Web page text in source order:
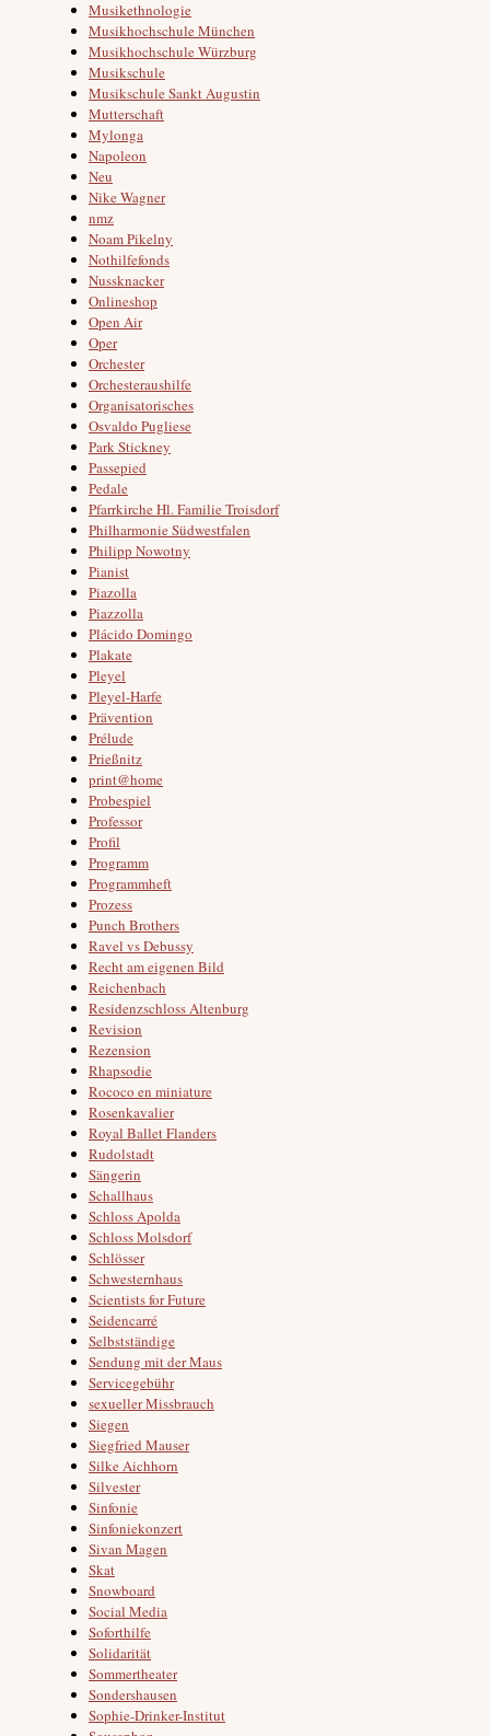
Musikethnologie
Musikhochschule München
Musikhochschule Würzburg
Musikschule
Musikschule Sankt Augustin
Mutterschaft
Mylonga
Napoleon
Neu
Nike Wagner
nmz
Noam Pikelny
Nothilfefonds
Nussknacker
Onlineshop
Open Air
Oper
Orchester
Orchesteraushilfe
Organisatorisches
Osvaldo Pugliese
Park Stickney
Passepied
Pedale
Pfarrkirche Hl. Familie Troisdorf
Philharmonie Südwestfalen
Philipp Nowotny
Pianist
Piazolla
Piazzolla
Plácido Domingo
Plakate
Pleyel
Pleyel-Harfe
Prävention
Prélude
Prießnitz
print@home
Probespiel
Professor
Profil
Programm
Programmheft
Prozess
Punch Brothers
Ravel vs Debussy
Recht am eigenen Bild
Reichenbach
Residenzschloss Altenburg
Revision
Rezension
Rhapsodie
Rococo en miniature
Rosenkavalier
Royal Ballet Flanders
Rudolstadt
Sängerin
Schallhaus
Schloss Apolda
Schloss Molsdorf
Schlösser
Schwesternhaus
Scientists for Future
Seidencarré
Selbstständige
Sendung mit der Maus
Servicegebühr
sexueller Missbrauch
Siegen
Siegfried Mauser
Silke Aichhorn
Silvester
Sinfonie
Sinfoniekonzert
Sivan Magen
Skat
Snowboard
Social Media
Soforthilfe
Solidarität
Sommertheater
Sondershausen
Sophie-Drinker-Institut